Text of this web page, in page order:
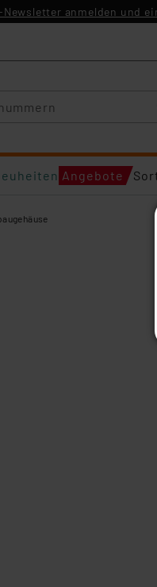
anmelden und
Angebote